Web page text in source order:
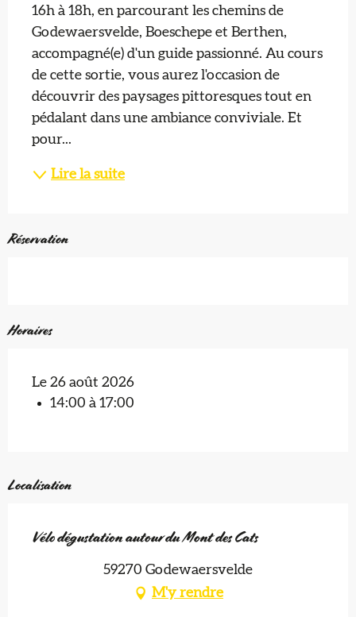
16h à 18h, en parcourant les chemins de
Godewaersvelde, Boeschepe et Berthen,
accompagné(e) d'un guide passionné. Au cours
de cette sortie, vous aurez l'occasion de
découvrir des paysages pittoresques tout en
pédalant dans une ambiance conviviale. Et
pour...
Lire la suite
Réservation
Horaires
Le 26 août 2026
14:00 à 17:00
Localisation
Vélo dégustation autour du Mont des Cats
59270 Godewaersvelde
M'y rendre